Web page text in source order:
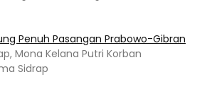
Penuh Pasangan Prabowo-Gibran